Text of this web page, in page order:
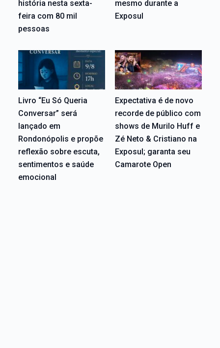
história nesta sexta-
feira com 80 mil
pessoas
mesmo durante a
Exposul
Livro “Eu Só Queria
Conversar” será
lançado em
Rondonópolis e propõe
reflexão sobre escuta,
sentimentos e saúde
emocional
Expectativa é de novo
recorde de público com
shows de Murilo Huff e
Zé Neto & Cristiano na
Exposul; garanta seu
Camarote Open